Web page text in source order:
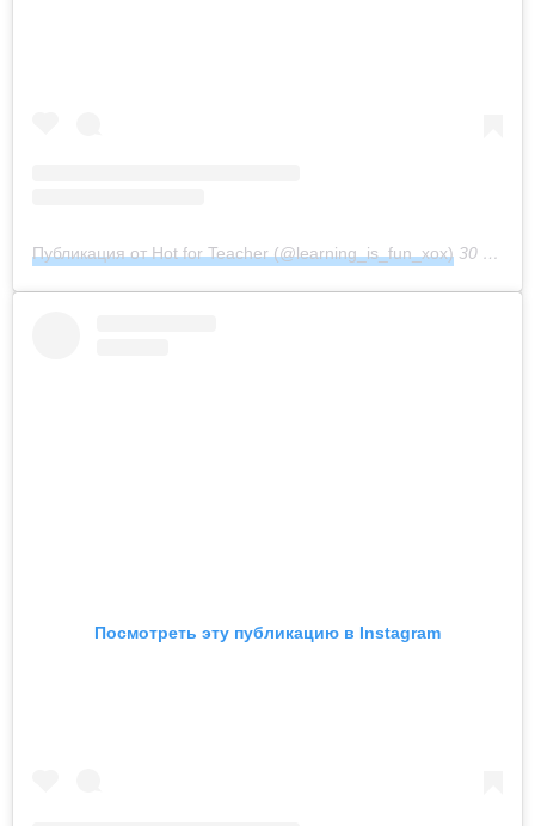
Публикация от Hot for Teacher (@learning_is_fun_xox) 30 Июл 2018 в 11:49 PDT
Посмотреть эту публикацию в Instagram